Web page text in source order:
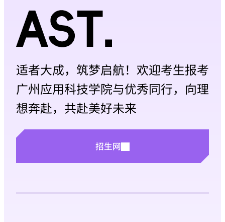
适者大成，筑梦启航！欢迎考生报考
广州应用科技学院与优秀同行，向理
想奔赴，共赴美好未来
招生网